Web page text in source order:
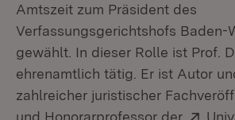
Amtszeit zum Präsident des
Verfassungsgerichtshofs Baden-
gewählt. In dieser Rolle ist Prof.
ehrenamtlich tätig. Er ist Autor
zahlreicher juristischer
und Honorarprofessor der